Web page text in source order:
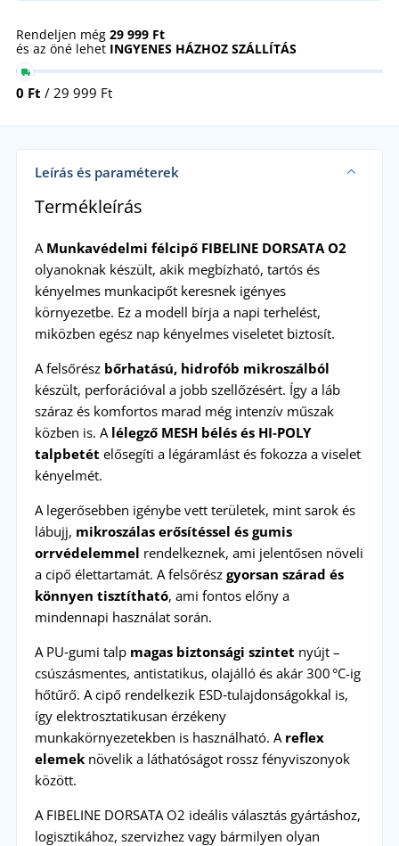
Rendeljen még 29 999 Ft
és az öné lehet INGYENES HÁZHOZ SZÁLLÍTÁS
0 Ft / 29 999 Ft
Leírás és paraméterek
Termékleírás
A Munkavédelmi félcipő FIBELINE DORSATA O2
olyanoknak készült, akik megbízható, tartós és
kényelmes munkacipőt keresnek igényes
környezetbe. Ez a modell bírja a napi terhelést,
miközben egész nap kényelmes viseletet biztosít.
A felsőrész bőrhatású, hidrofób mikroszálból
készült, perforációval a jobb szellőzésért. Így a láb
száraz és komfortos marad még intenzív műszak
közben is. A lélegző MESH bélés és HI‑POLY
talpbetét elősegíti a légáramlást és fokozza a viselet
kényelmét.
A legerősebben igénybe vett területek, mint sarok és
lábujj, mikroszálas erősítéssel és gumis
orrvédelemmel rendelkeznek, ami jelentősen növeli
a cipő élettartamát. A felsőrész gyorsan szárad és
könnyen tisztítható, ami fontos előny a
mindennapi használat során.
A PU‑gumi talp magas biztonsági szintet nyújt –
csúszásmentes, antistatikus, olajálló és akár 300 °C-ig
hőtűrő. A cipő rendelkezik ESD‑tulajdonságokkal is,
így elektrosztatikusan érzékeny
munkakörnyezetekben is használható. A reflex
elemeknövelik a láthatóságot rossz fényviszonyok
között.
A FIBELINE DORSATA O2 ideális választás gyártáshoz,
logisztikához, szervizhez vagy bármilyen olyan